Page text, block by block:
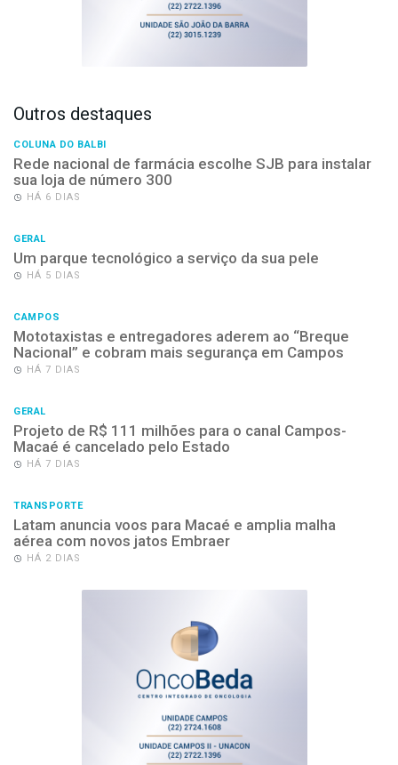
Outros destaques
COLUNA DO BALBI
Rede nacional de farmácia escolhe SJB para instalar
sua loja de número 300
HÁ 6 DIAS
GERAL
Um parque tecnológico a serviço da sua pele
HÁ 5 DIAS
CAMPOS
Mototaxistas e entregadores aderem ao “Breque
Nacional” e cobram mais segurança em Campos
HÁ 7 DIAS
GERAL
Projeto de R$ 111 milhões para o canal Campos-
Macaé é cancelado pelo Estado
HÁ 7 DIAS
TRANSPORTE
Latam anuncia voos para Macaé e amplia malha
aérea com novos jatos Embraer
HÁ 2 DIAS